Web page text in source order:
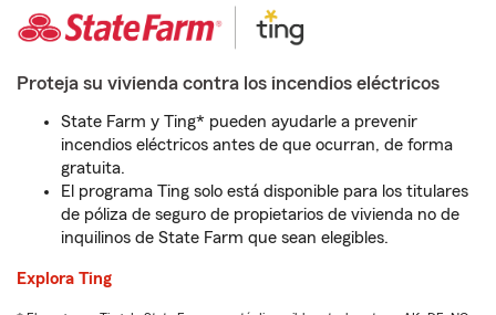
Proteja su vivienda contra los incendios eléctricos
State Farm y Ting* pueden ayudarle a prevenir
incendios eléctricos antes de que ocurran, de forma
gratuita.
El programa Ting solo está disponible para los titulares
de póliza de seguro de propietarios de vivienda no de
inquilinos de State Farm que sean elegibles.
Explora Ting